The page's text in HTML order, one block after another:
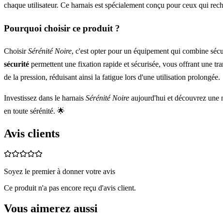
chaque utilisateur. Ce harnais est spécialement conçu pour ceux qui
Pourquoi choisir ce produit ?
ChoisirSérénité Noire, c'est opter pour un équipement qui combine
sécurité permettent une fixation rapide et sécurisée, vous offrant une
de la pression, réduisant ainsi la fatigue lors d'une utilisation prolongée.
Investissez dans le harnais Sérénité Noire aujourd'hui et découvrez une
en toute sérénité. 🌟
Avis clients
Soyez le premier à donner votre avis
Ce produit n'a pas encore reçu d'avis client.
Vous aimerez aussi